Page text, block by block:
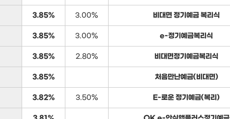
3.85% 3.00% 비대면 정기예금 복리식
3.85% 3.00% e-정기예금복리식
3.85% 2.80% 비대면정기예금복리식
3.85% 처음만난예금(비대면)
3.82% 3.50% E-로운 정기예금(복리)